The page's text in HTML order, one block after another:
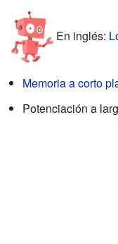
En inglés:
Memoria a corto
Potenciación a